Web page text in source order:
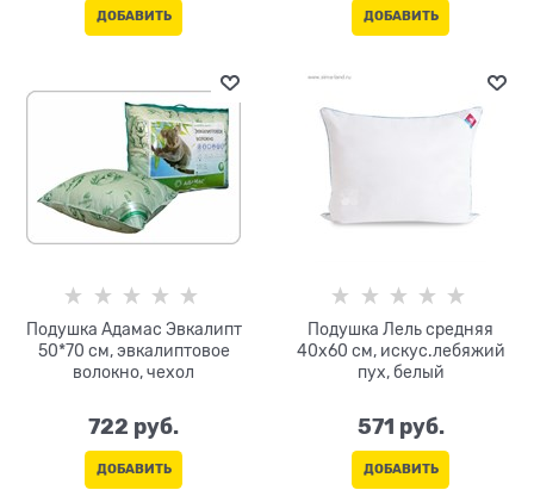
ДОБАВИТЬ ДОБАВИТЬ
Подушка Адамас Эвкалипт
50*70 см, эвкалиптовое
волокно, чехол
722 руб.
ДОБАВИТЬ
Подушка Лель средняя
40х60 см, искус.лебяжий
пух, белый
571 руб.
ДОБАВИТЬ